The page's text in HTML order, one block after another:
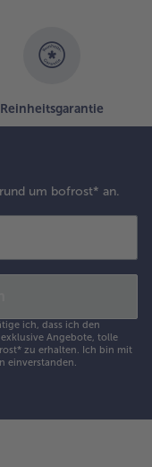
Reinheitsgarantie
um bofrost* an.
ich, dass ich den
Angebote, tolle
zu erhalten. Ich bin mit
einverstanden.